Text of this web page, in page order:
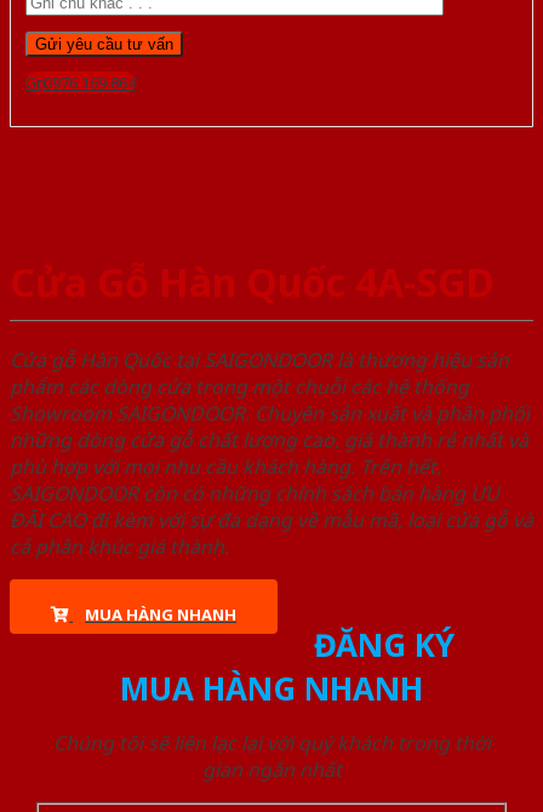
Gọi 0976.169.864
Cửa Gỗ Hàn Quốc 4A-SGD
Cửa gỗ Hàn Quốc tại SAIGONDOOR là thương hiệu sản
phẩm các dòng cửa trong một chuỗi các hệ thống
Showroom SAIGONDOOR. Chuyên sản xuất và phân phối
những dòng cửa gỗ chất lượng cao, giá thành rẻ nhất và
phù hợp với mọi nhu cầu khách hàng. Trên hết,
SAIGONDOOR còn có những chính sách bán hàng ƯU
ĐÃI CAO đi kèm với sự đa dạng về mẫu mã, loại cửa gỗ và
cả phân khúc giá thành.
MUA HÀNG NHANH
ĐĂNG KÝ
MUA HÀNG NHANH
Chúng tôi sẽ liên lạc lại với quý khách trong thời
gian ngắn nhất